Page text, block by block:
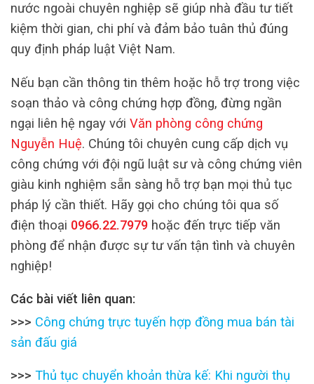
nước ngoài chuyên nghiệp sẽ giúp nhà đầu tư tiết
kiệm thời gian, chi phí và đảm bảo tuân thủ đúng
quy định pháp luật Việt Nam.
Nếu bạn cần thông tin thêm hoặc hỗ trợ trong việc
soạn thảo và công chứng hợp đồng, đừng ngần
ngại liên hệ ngay với Văn phòng công chứng
Nguyễn Huệ. Chúng tôi chuyên cung cấp dịch vụ
công chứng với đội ngũ luật sư và công chứng viên
giàu kinh nghiệm sẵn sàng hỗ trợ bạn mọi thủ tục
pháp lý cần thiết. Hãy gọi cho chúng tôi qua số
điện thoại 0966.22.7979 hoặc đến trực tiếp văn
phòng để nhận được sự tư vấn tận tình và chuyên
nghiệp!
Các bài viết liên quan:
>>> Công chứng trực tuyến hợp đồng mua bán tài
sản đấu giá
>>> Thủ tục chuyển khoản thừa kế: Khi người thụ